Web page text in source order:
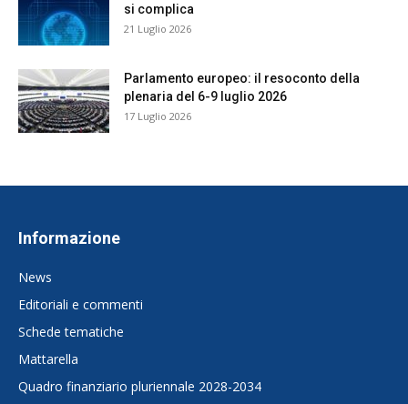
si complica
21 Luglio 2026
Parlamento europeo: il resoconto della
plenaria del 6-9 luglio 2026
17 Luglio 2026
Informazione
News
Editoriali e commenti
Schede tematiche
Mattarella
Quadro finanziario pluriennale 2028-2034